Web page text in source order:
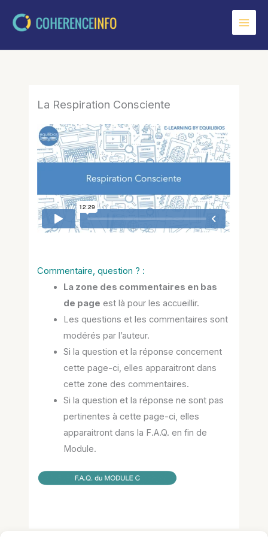
La Respiration Consciente
Commentaire, question ? :
La zone des commentaires en bas
de page est là pour les accueillir.
Les questions et les commentaires sont
modérés par l’auteur.
Si la question et la réponse concernent
cette page-ci, elles apparaitront dans
cette zone des commentaires.
Si la question et la réponse ne sont pas
pertinentes à cette page-ci, elles
apparaitront dans la F.A.Q. en fin de
Module.